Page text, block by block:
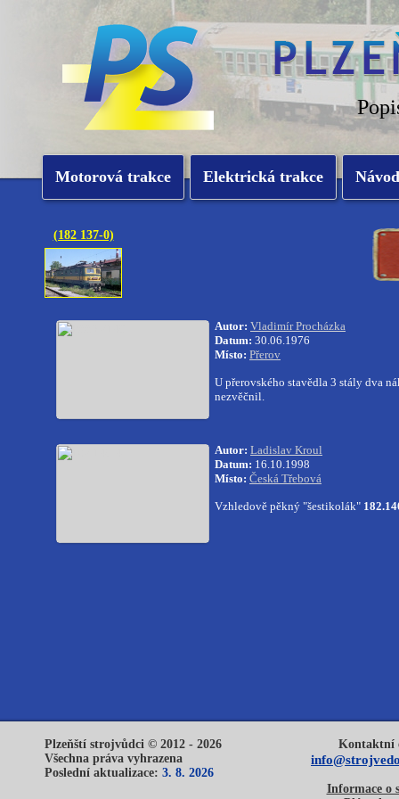
Motorová trakce Elektrická trakce
(182 137-0)
Autor: Vladimír Procházka
Datum: 30.06.1976
Místo: Přerov
U přerovského stavědla 3 stály dva
nezvěčnil.
Autor: Ladislav Kroul
Datum: 16.10.1998
Místo: Česká Třebová
Vzhledově pěkný "šestikolák"
Plzeňští strojvůdci © 2012 - 2026
Všechna práva vyhrazena
Poslední aktualizace: 3. 8. 2026
Kontaktní
Informace o